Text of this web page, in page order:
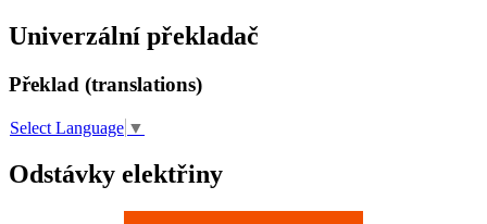
Univerzální překladač
Překlad (translations)
Select Language ▼
Odstávky elektřiny